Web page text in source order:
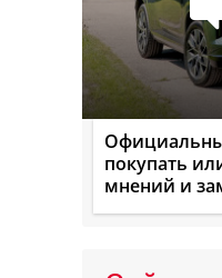
покупать
мнений и